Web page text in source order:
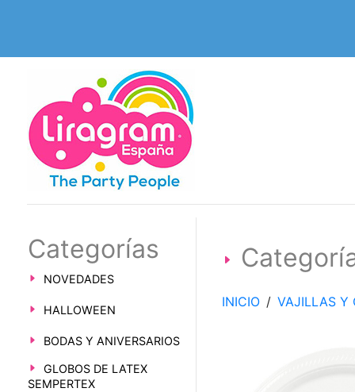
Categorías
NOVEDADES
HALLOWEEN
BODAS Y ANIVERSARIOS
GLOBOS DE LATEX
SEMPERTEX
INICIO / VAJILLAS Y